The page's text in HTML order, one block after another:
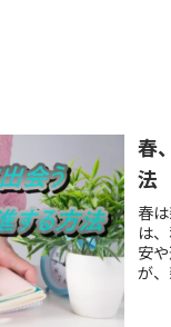
春
法
春
は
安
が